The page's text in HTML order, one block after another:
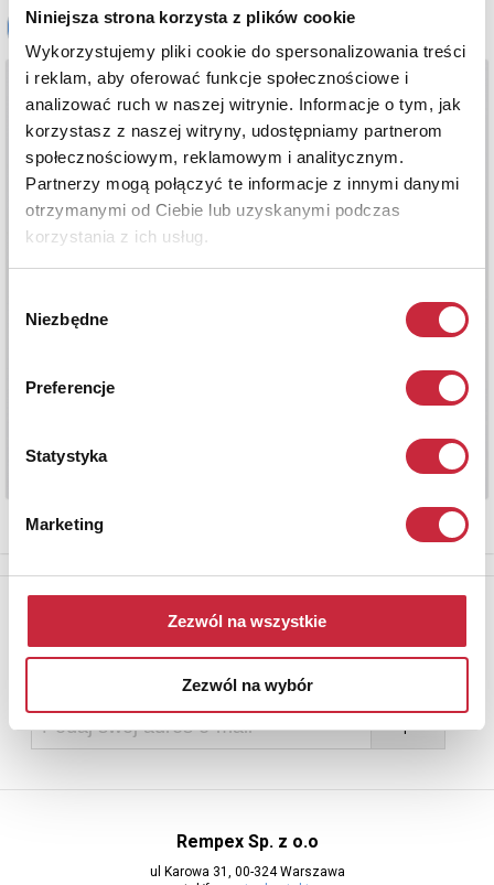
Niniejsza strona korzysta z plików cookie
Wykorzystujemy pliki cookie do spersonalizowania treści
i reklam, aby oferować funkcje społecznościowe i
analizować ruch w naszej witrynie. Informacje o tym, jak
korzystasz z naszej witryny, udostępniamy partnerom
społecznościowym, reklamowym i analitycznym.
Partnerzy mogą połączyć te informacje z innymi danymi
otrzymanymi od Ciebie lub uzyskanymi podczas
korzystania z ich usług.
zgody
Niezbędne
Preferencje
Statystyka
Marketing
Zezwól na wszystkie
Zezwól na wybór
adres e-mail
Rempex Sp. z o.o
ul Karowa 31, 00-324 Warszawa